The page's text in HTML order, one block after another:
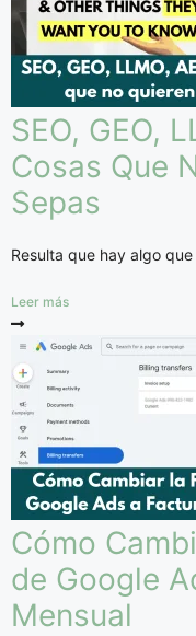
SEO, GEO,
Cosas Que
Sepas
Resulta que hay algo
Leer más
Cómo
de Google
Mensual